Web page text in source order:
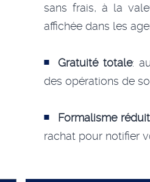
sans frais, à la
affichée dans les
Gratuité totale:
des opérations de
Formalisme réduit
rachat pour notifier